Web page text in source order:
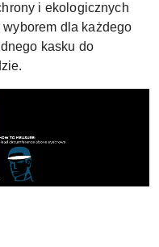
i ekologicznych
wyborem dla każdego
kasku do